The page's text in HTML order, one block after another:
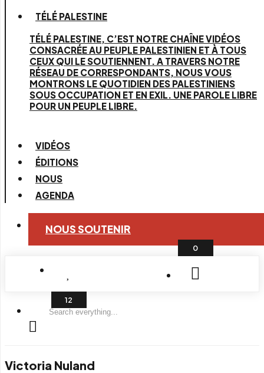
TÉLÉ PALESTINE
TÉLÉ PALESTINE, C’EST NOTRE CHAÎNE VIDÉOS
CONSACRÉE AU PEUPLE PALESTINIEN ET À TOUS
CEUX QUI LE SOUTIENNENT. A TRAVERS NOTRE
RÉSEAU DE CORRESPONDANTS, NOUS VOUS
MONTRONS LE QUOTIDIEN DES PALESTINIENS
SOUS OCCUPATION ET EN EXIL. UNE PAROLE LIBRE
POUR UN PEUPLE LIBRE.
VIDÉOS
ÉDITIONS
NOUS
AGENDA
NOUS SOUTENIR
0
Search
Victoria Nuland